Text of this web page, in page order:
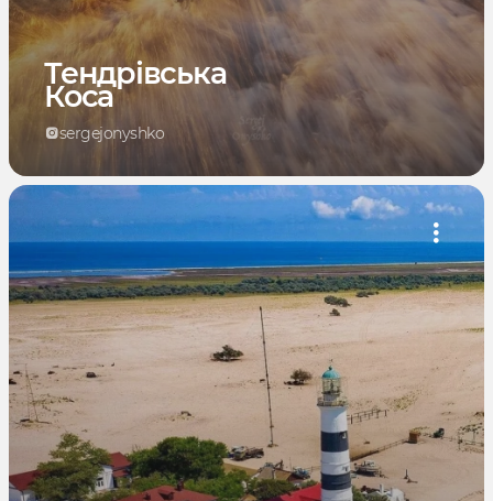
Тендрівська
Коса
sergejonyshko